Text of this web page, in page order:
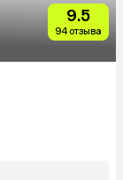
9.5
94 отзыва